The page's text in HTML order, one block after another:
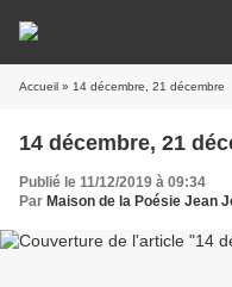
Accueil » 14 décembre, 21 décembre
14 décembre, 21
Publié le 11/12/2019 à 09:34
Par Maison de la Poésie Jean